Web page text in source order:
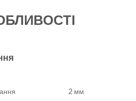
2 мм